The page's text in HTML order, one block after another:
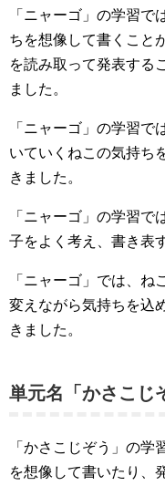
「ニャーゴ」の学習
ちを想像して書くこと
を読み取って発表する
ました。
「ニャーゴ」の学習
いていくねこの気持ち
きました。
「ニャーゴ」の学習
子をよく考え、書き表
「ニャーゴ」では、
変えながら気持ちを込
きました。
単元名「かさこじ
「かさこじぞう」の学
を想像して書いたり、